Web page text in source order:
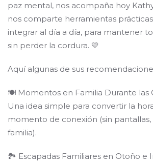
paz mental, nos acompaña hoy
nos comparte herramientas
integrar al día a día, para mantener
sin perder la cordura. 💛
Aquí algunas de sus
🍽️ Momentos en Familia Durante las
Una idea simple para convertir la
momento de conexión (sin pantallas,
familia).
🏞️ Escapadas Familiares en Otoño e